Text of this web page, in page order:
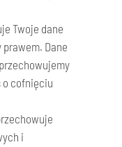
Twoje dane
Dane
o cofnięciu
i